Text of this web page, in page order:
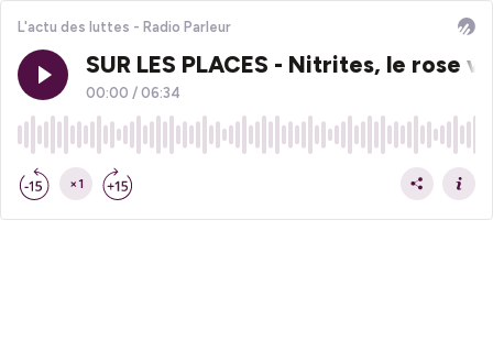
L'actu des luttes - Radio Parleur
SUR LES PLACES - Nitrites, le rose
00:00 / 06:34
×1